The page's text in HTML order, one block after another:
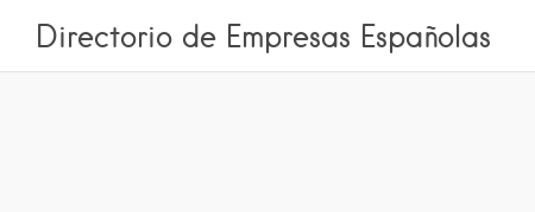
Directorio de Empresas Españolas